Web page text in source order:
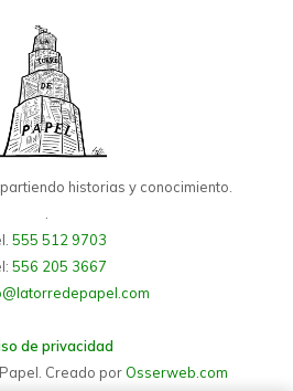
historias y conocimiento.
555 512 9703
556 205 3667
de privacidad
Creado por Osserweb.com